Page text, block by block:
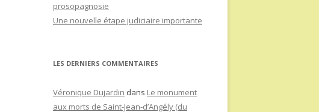
prosopagnosie
Une nouvelle étape judiciaire importante
LES DERNIERS COMMENTAIRES
Véronique Dujardin dans Le monument
aux morts de Saint-Jean-d’Angély (du